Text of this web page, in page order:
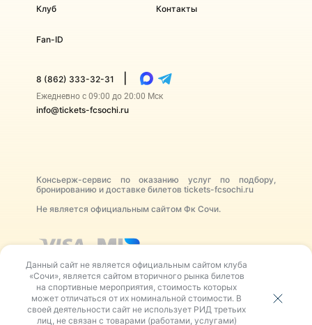
Клуб
Fan-ID
Контакты
8 (862) 333-32-31
Ежедневно с 09:00 до 20:00 Мск
info@tickets-fcsochi.ru
Консьерж-сервис по оказанию услуг по подбору,
бронированию и доставке билетов tickets-fcsochi.ru
Не является официальным сайтом Фк Сочи.
В своей деятельности сайт не использует РИД третьих
лиц, не связан с товарами (работами, услугами)
Данный сайт не является официальным сайтом клуба
«Сочи», является сайтом вторичного рынка билетов
на спортивные мероприятия, стоимость которых
может отличаться от их номинальной стоимости. В
своей деятельности сайт не использует РИД третьих
лиц, не связан с товарами (работами, услугами)